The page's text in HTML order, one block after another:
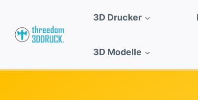
springen
3D Drucker
3D Modelle